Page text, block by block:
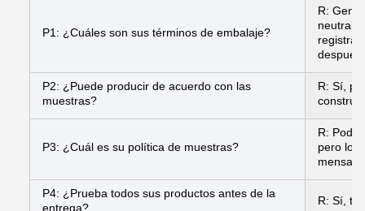
P1: ¿Cuáles son sus términos de embalaje?
R:
después
P2: ¿Puede producir de acuerdo con las
muestras?
R: Sí,
P3: ¿Cuál es su política de muestras?
R:
pero los
P4: ¿Prueba todos sus productos antes de la
entrega?
R: Sí,